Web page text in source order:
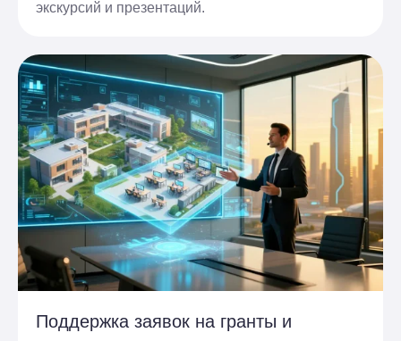
экскурсий и презентаций.
Поддержка заявок на гранты и